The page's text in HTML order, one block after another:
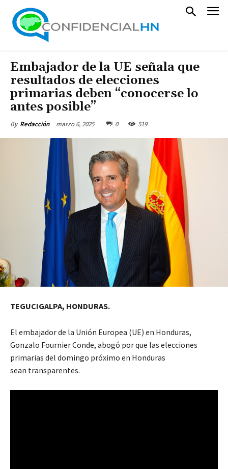
Embajador de la UE señala que
resultados de elecciones
primarias deben “conocerse lo
antes posible”
By Redacción marzo 6, 2025 0 519
TEGUCIGALPA, HONDURAS.
El embajador de la Unión Europea (UE) en Honduras,
Gonzalo Fournier Conde, abogó por que las elecciones
primarias del domingo próximo en Honduras
sean transparentes.